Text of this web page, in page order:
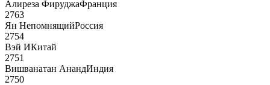
Алиреза ФируджаФранция
2763
Ян НепомнящийРоссия
2754
Вэй ИКитай
2751
Вишванатан АнандИндия
2750